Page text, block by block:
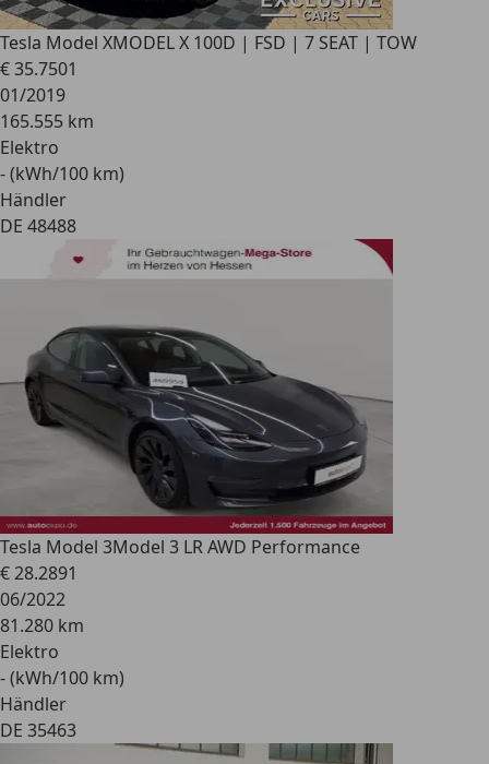
Tesla Model XMODEL X 100D | FSD | 7 SEAT | TOW
€ 35.7501
01/2019
165.555 km
Elektro
- (kWh/100 km)
Händler
DE 48488
Tesla Model 3Model 3 LR AWD Performance
€ 28.2891
06/2022
81.280 km
Elektro
- (kWh/100 km)
Händler
DE 35463